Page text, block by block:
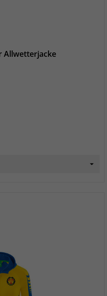
Allwetterjacke